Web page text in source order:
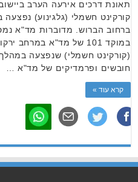
קורקינט חשמלי (גלגינוע)
במוקד 101 של מד"א במרחב
(קורקינט חשמלי) שנפצעה
חובשים ופרמדיקים של מד"א …
קרא עוד »